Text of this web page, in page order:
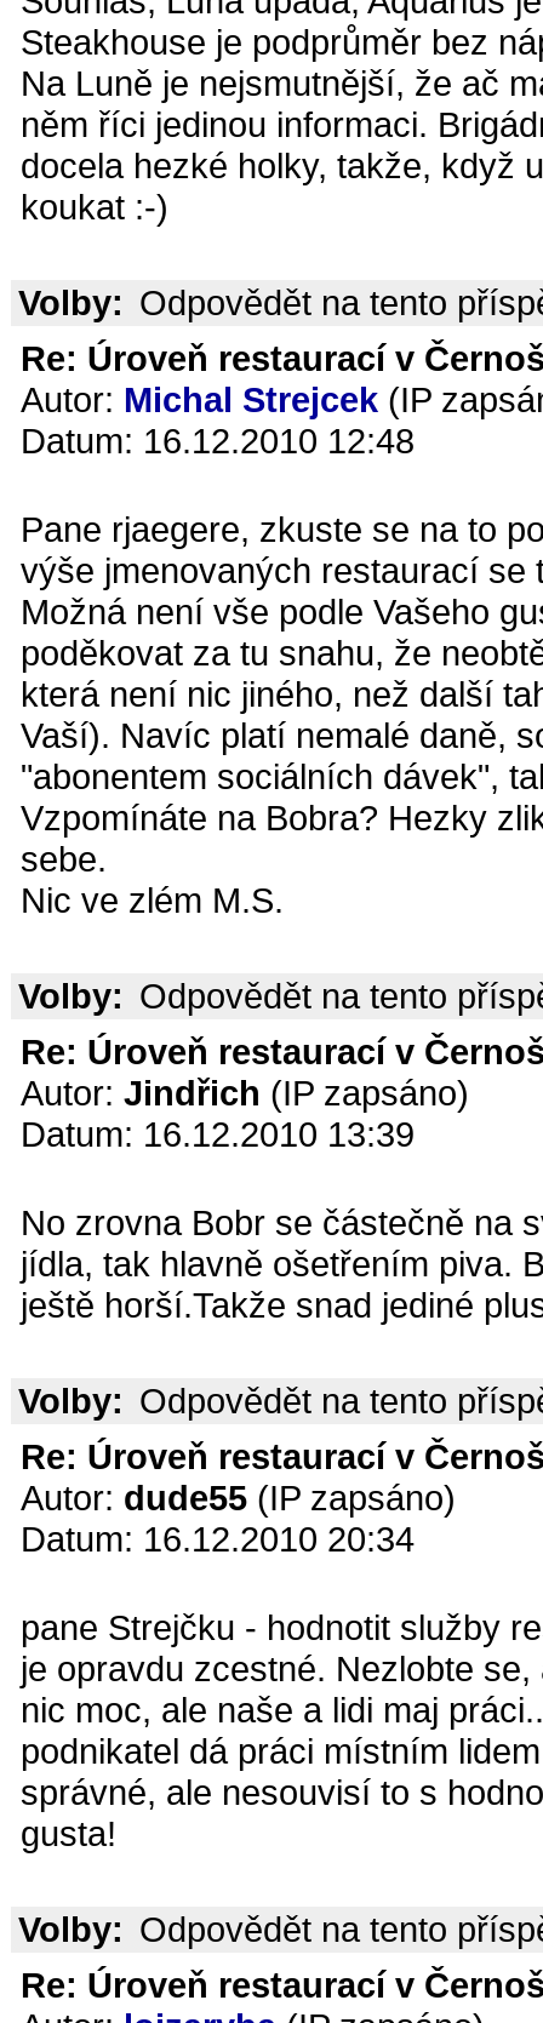
Steakhouse je podprůměr bez
Na Luně je nejsmutnější, že ač
něm říci jedinou informaci.
docela hezké holky, takže, když
koukat :-)
Volby: Odpovědět na tento
Re: Úroveň restaurací v
Autor: Michal Strejcek (IP
Datum: 16.12.2010 12:48
Pane rjaegere, zkuste se na to
výše jmenovaných restaurací
Možná není vše podle Vašeho
poděkovat za tu snahu, že
která není nic jiného, než další
Vaší). Navíc platí nemalé daně,
"abonentem sociálních dávek",
Vzpomínáte na Bobra? Hezky
sebe.
Nic ve zlém M.S.
Volby: Odpovědět na tento
Re: Úroveň restaurací v
Autor: Jindřich (IP zapsáno)
Datum: 16.12.2010 13:39
No zrovna Bobr se částečně na
jídla, tak hlavně ošetřením piva.
ještě horší.Takže snad jediné
Volby: Odpovědět na tento
Re: Úroveň restaurací v
Autor: dude55 (IP zapsáno)
Datum: 16.12.2010 20:34
pane Strejčku - hodnotit služby
je opravdu zcestné. Nezlobte
nic moc, ale naše a lidi maj
podnikatel dá práci místním
správné, ale nesouvisí to s
gusta!
Volby: Odpovědět na tento
Re: Úroveň restaurací v